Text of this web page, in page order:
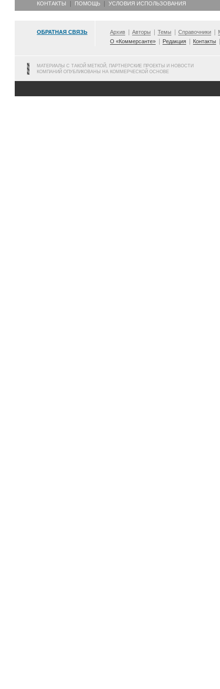
КОНТАКТЫ ПОМОЩЬ УСЛОВИЯ ИСПОЛЬЗОВАНИЯ
ОБРАТНАЯ СВЯЗЬ Архив Авторы Темы Справочники
О «Коммерсанте»
Редакция Контакты
МАТЕРИАЛЫ С ТАКОЙ МЕТКОЙ, ПАРТНЕРСКИЕ ПРОЕКТЫ И НОВОСТИ
КОМПАНИЙ ОПУБЛИКОВАНЫ НА КОММЕРЧЕСКОЙ ОСНОВЕ